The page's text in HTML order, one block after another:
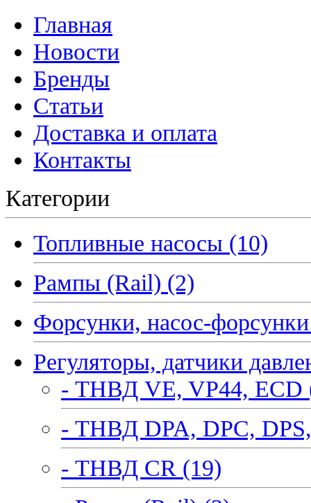
Главная
Новости
Бренды
Статьи
Доставка и оплата
Контакты
Категории
Топливные насосы (10)
Рампы (Rail) (2)
Форсунки, насос-
Регуляторы, датчики
- ТНВД VE, VP44, ECD
- ТНВД DPA, DPC,
- ТНВД CR (19)